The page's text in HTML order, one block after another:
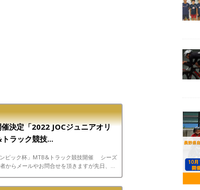
決定「2022 JOCジュニアオリ
ラック競技...
ンピック杯」MTB&トラック競技開催 シーズ
からメールやお問合せを頂きますが先日、県